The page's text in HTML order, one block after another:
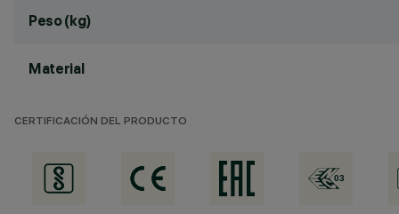
Peso (kg)
Material
CERTIFICACIÓN DEL PRODUCTO